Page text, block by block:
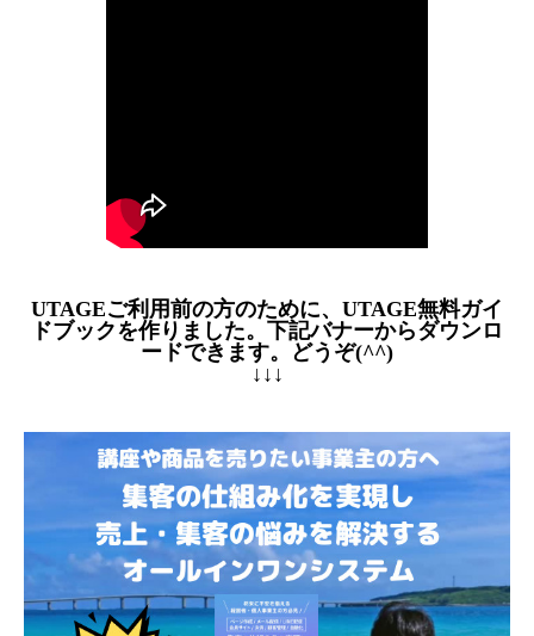
UTAGEご利用前の方のために、UTAGE無料ガイ
ドブックを作りました。下記バナーからダウンロ
ードできます。どうぞ(^^)
↓↓↓